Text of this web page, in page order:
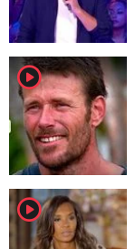
player2
player2